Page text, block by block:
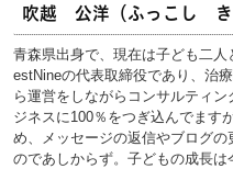
吹越 公洋（ふっこし き
青森県出身で、現在は子ども二
estNineの代表取締役であり、治
ら運営をしながらコンサルティ
ジネスに100％をつぎ込んでます
め、メッセージの返信やブログ
のであしからず。子どもの成長